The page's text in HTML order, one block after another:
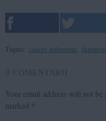
Taguri: cancer pulmonar fumatori
Your email address will not be
marked *